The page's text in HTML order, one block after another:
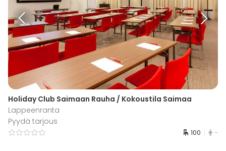
Holiday Club Saimaan Rauha / Kokoustila Saimaa
Lappeenranta
Pyydä tarjous
100 -